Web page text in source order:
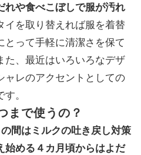
れや食べこぼしで服が汚れ
イを取り替えれば服を着替
とって手軽に清潔さを保て
た、最近はいろいろなデザ
ャレのアクセントとしての
す。
まで使うの？
間はミルクの吐き戻し対策
始める４カ月頃からはよだ